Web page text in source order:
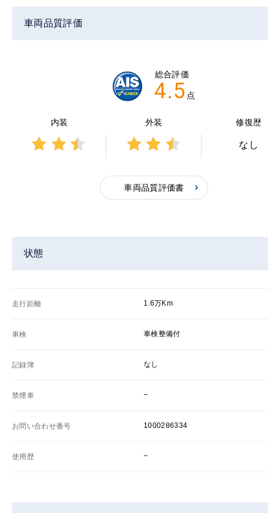
車両品質評価
総合評価
4.5 点
内装 外装
2.5点
の評
修復歴
なし
車両品質評価書
状態
走行距離 1.6万Km
車検 車検整備付
記録簿 なし
禁煙車 −
お問い合わせ番号 1000286334
使用歴 −